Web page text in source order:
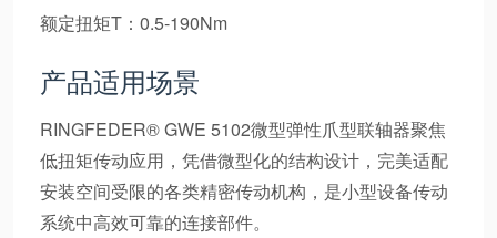
额定扭矩T：0.5-190Nm
产品适用场景
RINGFEDER® GWE 5102微型弹性爪型联轴器聚焦
低扭矩传动应用，凭借微型化的结构设计，完美适配
安装空间受限的各类精密传动机构，是小型设备传动
系统中高效可靠的连接部件。